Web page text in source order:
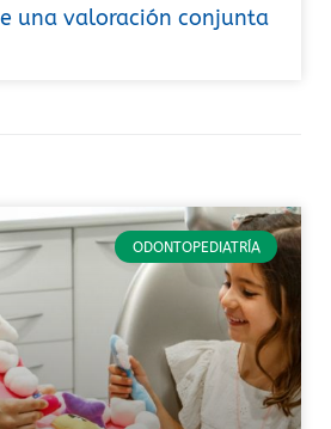
una valoración conjunta
ODONTOPEDIATRÍA